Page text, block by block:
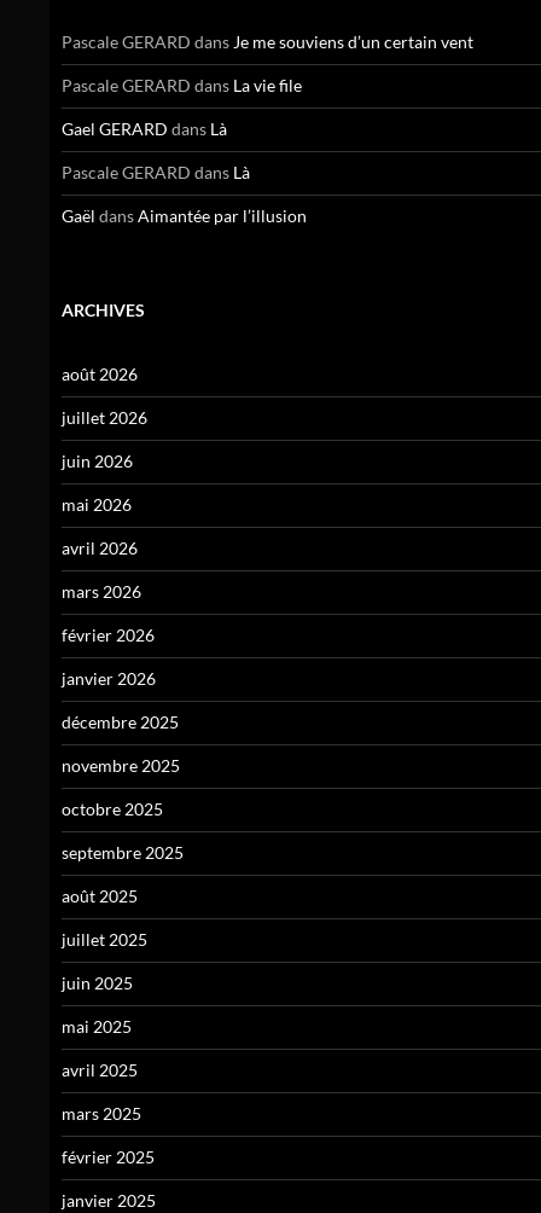
Pascale GERARD dans Je me souviens d’un certain vent
Pascale GERARD dans La vie file
Gael GERARD dans Là
Pascale GERARD dans Là
Gaël dansAimantée par l’illusion
ARCHIVES
août 2026
juillet 2026
juin 2026
mai 2026
avril 2026
mars 2026
février 2026
janvier 2026
décembre 2025
novembre 2025
octobre 2025
septembre 2025
août 2025
juillet 2025
juin 2025
mai 2025
avril 2025
mars 2025
février 2025
janvier 2025